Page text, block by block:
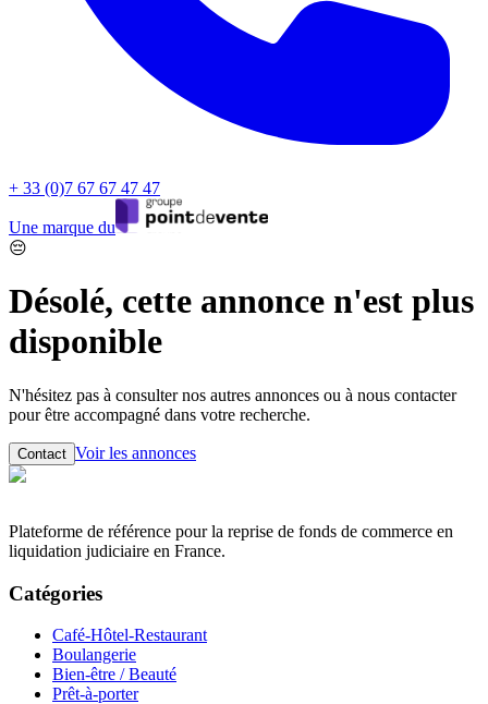
+ 33 (0)7 67 67 47 47
Une marque du
😔
Désolé, cette annonce n'est plus
disponible
N'hésitez pas à consulter nos autres annonces ou à nous contacter
pour être accompagné dans votre recherche.
Contact Voir les annonces
Plateforme de référence pour la reprise de fonds de commerce en
liquidation judiciaire en France.
Catégories
Café-Hôtel-Restaurant
Boulangerie
Bien-être / Beauté
Prêt-à-porter